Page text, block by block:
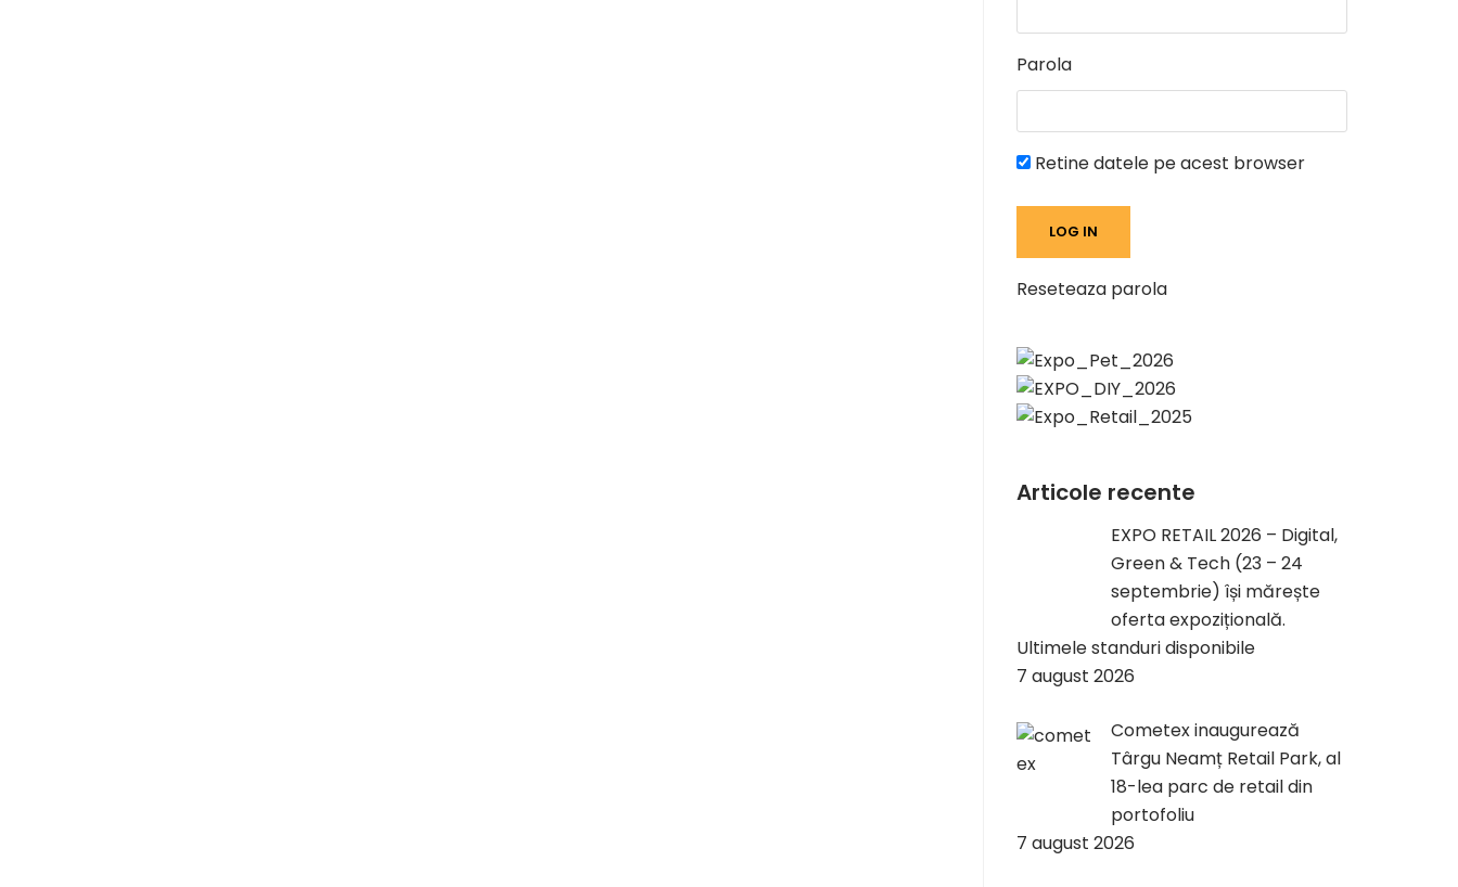
Parola
Retine datele pe acest browser
Reseteaza parola
Articole recente
EXPO RETAIL 2026 – Digital,
Green & Tech (23 – 24
septembrie) își mărește
oferta expozițională.
Ultimele standuri disponibile
7 august 2026
Cometex inaugurează
Târgu Neamț Retail Park, al
18-lea parc de retail din
portofoliu
7 august 2026